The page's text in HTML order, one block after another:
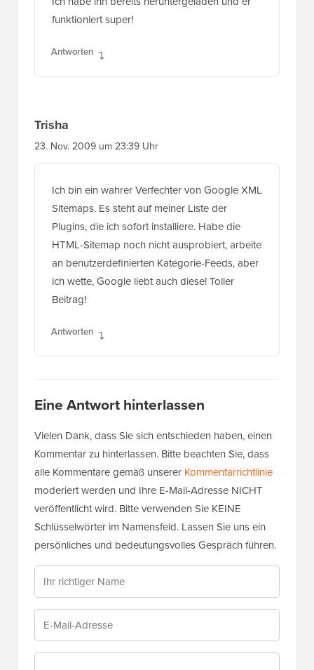
funktioniert super!
Antworten
Trisha
23. Nov. 2009 um 23:39 Uhr
Ich bin ein wahrer Verfechter von Google XML
Sitemaps. Es steht auf meiner Liste der
Plugins, die ich sofort installiere. Habe die
HTML-Sitemap noch nicht ausprobiert, arbeite
an benutzerdefinierten Kategorie-Feeds, aber
ich wette, Google liebt auch diese! Toller
Beitrag!
Antworten
Eine Antwort hinterlassen
Vielen Dank, dass Sie sich entschieden haben, einen
Kommentar zu hinterlassen. Bitte beachten Sie, dass
alle Kommentare gemäß unserer Kommentarrichtlinie
moderiert werden und Ihre E-Mail-Adresse NICHT
veröffentlicht wird. Bitte verwenden Sie KEINE
Schlüsselwörter im Namensfeld. Lassen Sie uns ein
persönliches und bedeutungsvolles Gespräch führen.